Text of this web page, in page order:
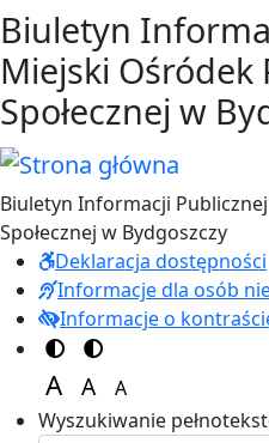
Biuletyn
Miejski Ośródek
Społecznej w
Biuletyn Informacji
Społecznej w Bydgoszczy
Deklaracja dostępności
Informacje dla osób
Informacje o
Switch to color theme
Switch to high
A
Set font size to
A
Set font size to
A
Set font size to
Wyszukiwanie